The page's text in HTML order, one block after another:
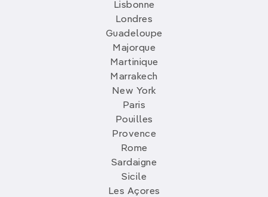
Lisbonne
Londres
Guadeloupe
Majorque
Martinique
Marrakech
New York
Paris
Pouilles
Provence
Rome
Sardaigne
Sicile
Les Açores